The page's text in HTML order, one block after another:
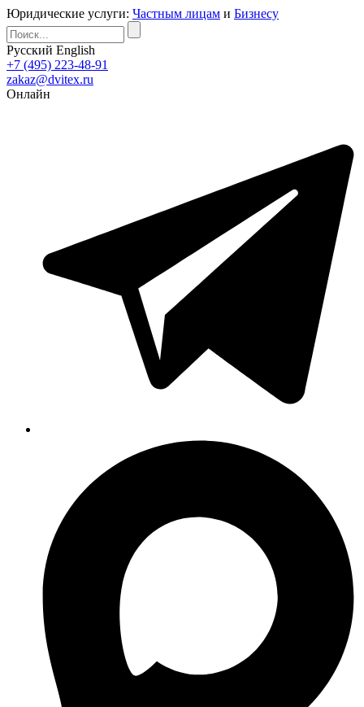
Юридические услуги: Частным лицам и Бизнесу
Русский English
+7 (495) 223-48-91
zakaz@dvitex.ru
Онлайн